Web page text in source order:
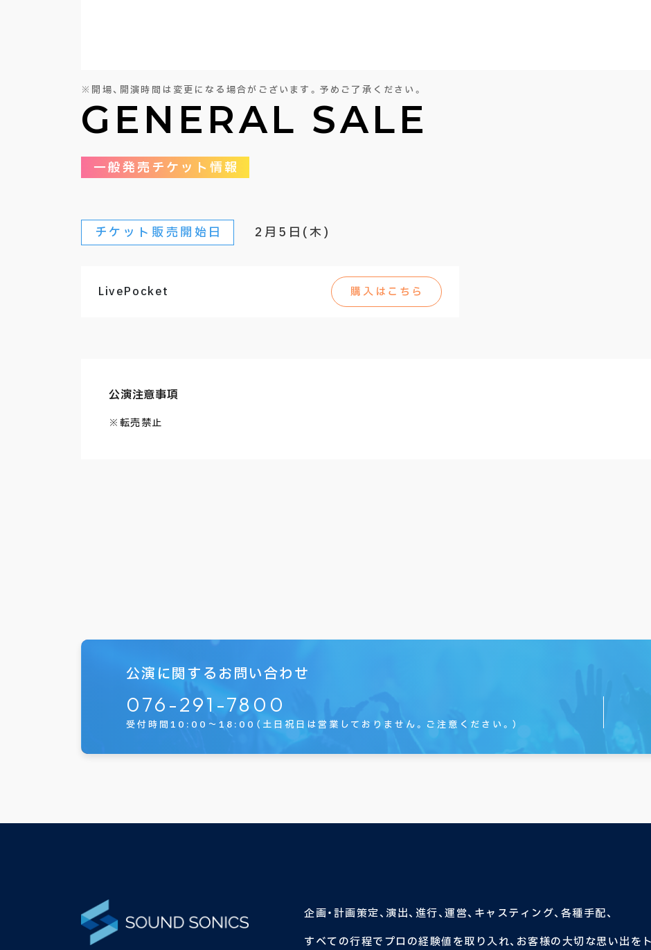
※開場、開演時間は変更になる場合がございます。予めご了承ください。
GENERAL SALE
一般発売チケット情報
チケット販売開始日 2月5日(木)
LivePocket 購入はこちら
公演注意事項
※転売禁止
公演に関するお問い合わせ
076-291-7800
受付時間10:00～18:00 （土日祝日は営業しておりません。 ご注意ください。）
企画・計画策定、演出、進行、運営、キャスティング、各種手配、
すべての行程でプロの経験値を取り入れ、お客様の大切な思い出を